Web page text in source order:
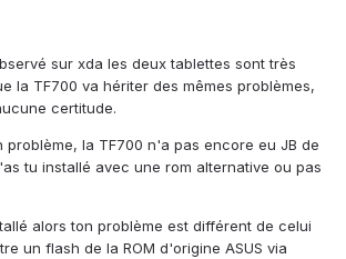
sur xda les deux tablettes sont très
la TF700 va hériter des mêmes problèmes,
certitude.
problème, la TF700 n'a pas encore eu JB de
tu installé avec une rom alternative ou pas
alors ton problème est différent de celui
un flash de la ROM d'origine ASUS via